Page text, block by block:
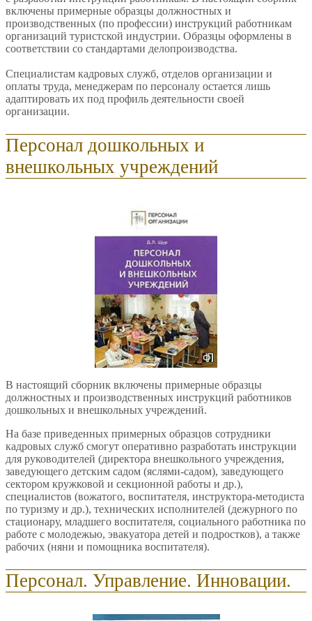
включены примерные образцы должностных и
производственных (по профессии) инструкций работникам
организаций туристской индустрии. Образцы оформлены в
соответствии со стандартами делопроизводства.
Специалистам кадровых служб, отделов организации и
оплаты труда, менеджерам по персоналу остается лишь
адаптировать их под профиль деятельности своей
организации.
Персонал дошкольных и
внешкольных учреждений
В настоящий сборник включены примерные образцы
должностных и производственных инструкций работников
дошкольных и внешкольных учреждений.
На базе приведенных примерных образцов сотрудники
кадровых служб смогут оперативно разработать инструкции
для руководителей (директора внешкольного учреждения,
заведующего детским садом (яслями-садом), заведующего
сектором кружковой и секционной работы и др.),
специалистов (вожатого, воспитателя, инструктора-методиста
по туризму и др.), технических исполнителей (дежурного по
стационару, младшего воспитателя, социального работника по
работе с молодежью, эвакуатора детей и подростков), а также
рабочих (няни и помощника воспитателя).
Персонал. Управление. Инновации.